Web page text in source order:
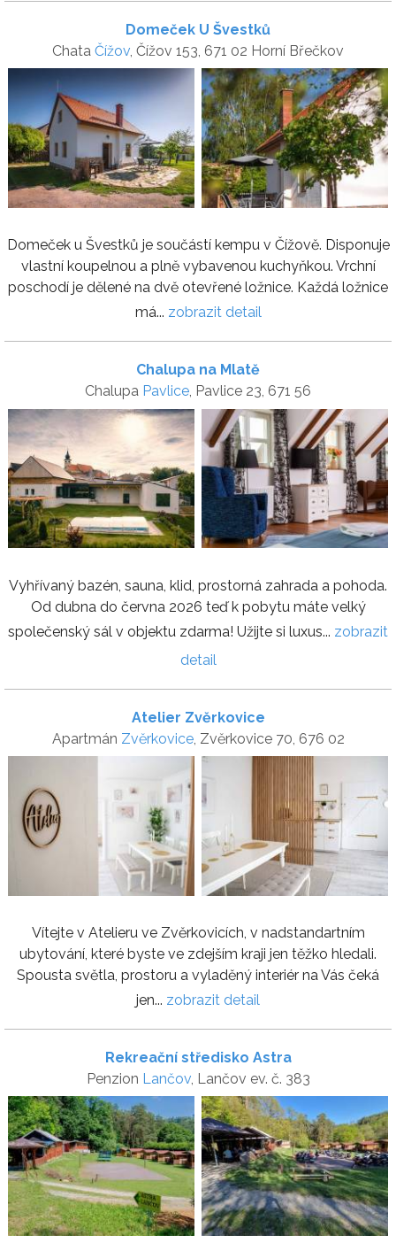
Domeček U Švestků
Chata Čížov, Čížov 153, 671 02 Horní Břečkov
Domeček u Švestků je součástí kempu v Čížově. Disponuje
vlastní koupelnou a plně vybavenou kuchyňkou. Vrchní
poschodí je dělené na dvě otevřené ložnice. Každá ložnice
má... zobrazit detail
Chalupa na Mlatě
Chalupa Pavlice, Pavlice 23, 671 56
Vyhřívaný bazén, sauna, klid, prostorná zahrada a pohoda.
Od dubna do června 2026 teď k pobytu máte velký
společenský sál v objektu zdarma! Užijte si luxus... zobrazit
detail
Atelier Zvěrkovice
Apartmán Zvěrkovice, Zvěrkovice 70, 676 02
Vítejte v Atelieru ve Zvěrkovicích, v nadstandartním
ubytování, které byste ve zdejším kraji jen těžko hledali.
Spousta světla, prostoru a vyladěný interiér na Vás čeká
jen... zobrazit detail
Rekreační středisko Astra
Penzion Lančov, Lančov ev. č. 383